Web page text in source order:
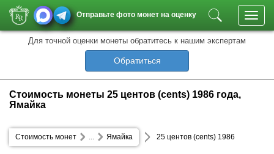
Отправьте фото монет на оценку
Для точной оценки монеты обратитесь к нашим экспертам
Обратиться
Стоимость монеты 25 центов (cents) 1986 года,
Ямайка
Стоимость монет Ямайка
... 25 центов (cents) 1986